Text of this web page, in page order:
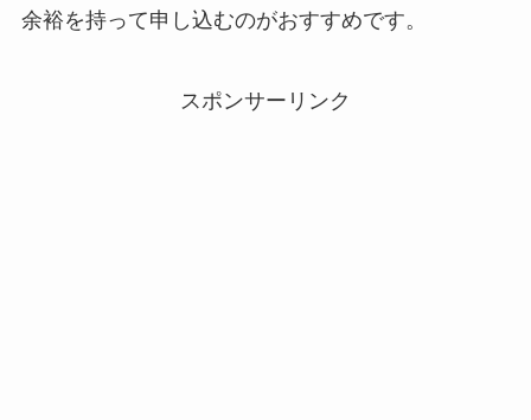
余裕を持って申し込むのがおすすめです。
スポンサーリンク